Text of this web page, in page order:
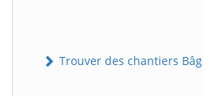
Trouver des chantiers